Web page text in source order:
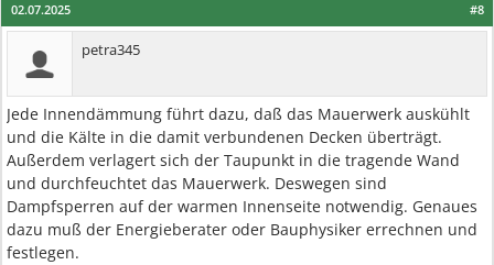
#8
02.07.2025
petra345
Jede Innendämmung führt dazu, daß das Mauerwerk auskühlt
und die Kälte in die damit verbundenen Decken überträgt.
Außerdem verlagert sich der Taupunkt in die tragende Wand
und durchfeuchtet das Mauerwerk. Deswegen sind
Dampfsperren auf der warmen Innenseite notwendig. Genaues
dazu muß der Energieberater oder Bauphysiker errechnen und
festlegen.